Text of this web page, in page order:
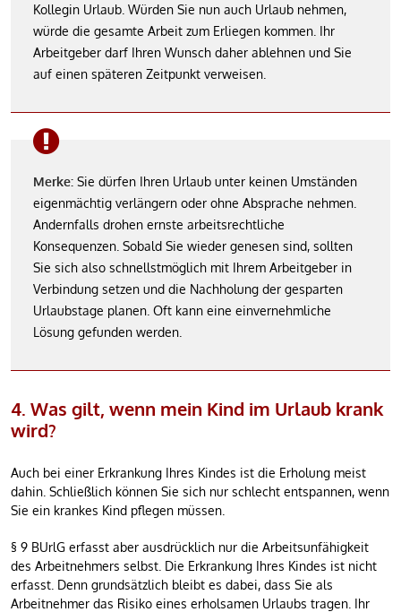
Kollegin Urlaub. Würden Sie nun auch Urlaub nehmen,
würde die gesamte Arbeit zum Erliegen kommen. Ihr
Arbeitgeber darf Ihren Wunsch daher ablehnen und Sie
auf einen späteren Zeitpunkt verweisen.
Merke: Sie dürfen Ihren Urlaub unter keinen Umständen
eigenmächtig verlängern oder ohne Absprache nehmen.
Andernfalls drohen ernste arbeitsrechtliche
Konsequenzen. Sobald Sie wieder genesen sind, sollten
Sie sich also schnellstmöglich mit Ihrem Arbeitgeber in
Verbindung setzen und die Nachholung der gesparten
Urlaubstage planen. Oft kann eine einvernehmliche
Lösung gefunden werden.
4. Was gilt, wenn mein Kind im Urlaub krank
wird?
Auch bei einer Erkrankung Ihres Kindes ist die Erholung meist
dahin. Schließlich können Sie sich nur schlecht entspannen, wenn
Sie ein krankes Kind pflegen müssen.
§ 9 BUrlG erfasst aber ausdrücklich nur die Arbeitsunfähigkeit
des Arbeitnehmers selbst. Die Erkrankung Ihres Kindes ist nicht
erfasst. Denn grundsätzlich bleibt es dabei, dass Sie als
Arbeitnehmer das Risiko eines erholsamen Urlaubs tragen. Ihr